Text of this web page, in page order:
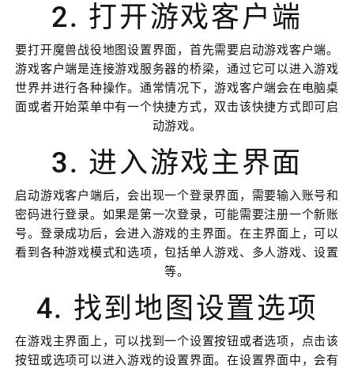
2. 打开游戏客户端
要打开魔兽战役地图设置界面，首先需要启动游戏客户端。
游戏客户端是连接游戏服务器的桥梁，通过它可以进入游戏
世界并进行各种操作。通常情况下，游戏客户端会在电脑桌
面或者开始菜单中有一个快捷方式，双击该快捷方式即可启
动游戏。
3. 进入游戏主界面
启动游戏客户端后，会出现一个登录界面，需要输入账号和
密码进行登录。如果是第一次登录，可能需要注册一个新账
号。登录成功后，会进入游戏的主界面。在主界面上，可以
看到各种游戏模式和选项，包括单人游戏、多人游戏、设置
等。
4. 找到地图设置选项
在游戏主界面上，可以找到一个设置按钮或者选项，点击该
按钮或选项可以进入游戏的设置界面。在设置界面中，会有